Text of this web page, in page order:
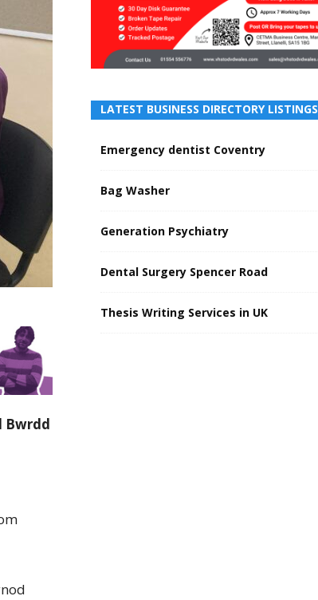
Bwrdd
LATEST BUSINESS DIRECTORY LISTINGS
Emergency dentist Coventry
Bag Washer
Generation Psychiatry
Dental Surgery Spencer Road
Thesis Writing Services in UK